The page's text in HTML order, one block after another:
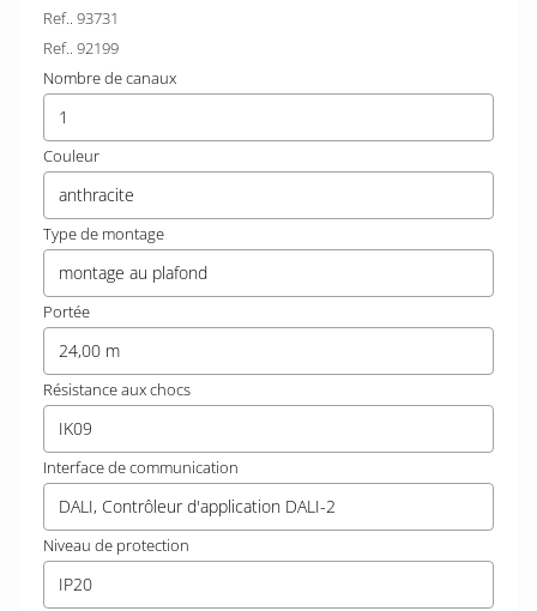
Ref.. 93731
Ref.. 92199
Nombre de canaux
1
Couleur
anthracite
Type de montage
montage au plafond
Portée
24,00 m
Résistance aux chocs
IK09
Interface de communication
DALI, Contrôleur d'application DALI-2
Niveau de protection
IP20